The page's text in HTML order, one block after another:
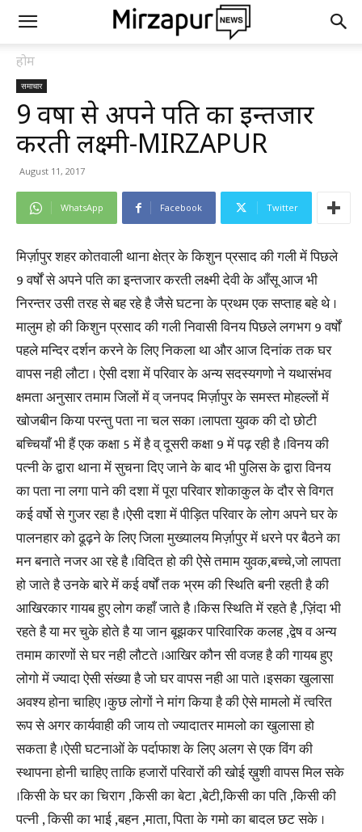
होम
समाचार
9 वर्षों से अपने पति का इन्तजार
करती लक्ष्मी-MIRZAPUR
August 11, 2017
WhatsApp Facebook Twitter
मिर्ज़ापुर शहर कोतवाली थाना क्षेत्र के किशुन प्रसाद की गली में पिछले
9 वर्षों से अपने पति का इन्तजार करती लक्ष्मी देवी के आँसू आज भी
निरन्तर उसी तरह से बह रहे है जैसे घटना के प्रथम एक सप्ताह बहे थे ।
मालुम हो की किशुन प्रसाद की गली निवासी विनय पिछले लगभग 9 वर्षों
पहले मन्दिर दर्शन करने के लिए निकला था और आज दिनांक तक घर
वापस नही लौटा । ऐसी दशा में परिवार के अन्य सदस्यगणो ने यथासंभव
क्षमता अनुसार तमाम जिलों में व् जनपद मिर्ज़ापुर के समस्त मोहल्लों में
खोजबीन किया परन्तु पता ना चल सका ।लापता युवक की दो छोटी
बच्चियाँ भी हैं एक कक्षा 5 में है व् दूसरी कक्षा 9 में पढ़ रही है ।विनय की
पत्नी के द्वारा थाना में सुचना दिए जाने के बाद भी पुलिस के द्वारा विनय
का पता ना लगा पाने की दशा में पूरा परिवार शोकाकुल के दौर से विगत
कई वर्षो से गुजर रहा है ।ऐसी दशा में पीड़ित परिवार के लोग अपने घर के
पालनहार को ढूढ़ने के लिए जिला मुख्यालय मिर्ज़ापुर में धरने पर बैठने का
मन बनाते नजर आ रहे है ।विदित हो की ऐसे तमाम युवक,बच्चे,जो लापता
हो जाते है उनके बारे में कई वर्षों तक भ्रम की स्थिति बनी रहती है की
आखिरकार गायब हुए लोग कहाँ जाते है ।किस स्थिति में रहते है ,ज़िंदा भी
रहते है या मर चुके होते है या जान बूझकर पारिवारिक कलह ,द्वेष व अन्य
तमाम कारणों से घर नही लौटते ।आखिर कौन सी वजह है की गायब हुए
लोगो में ज्यादा ऐसी संख्या है जो घर वापस नही आ पाते ।इसका खुलासा
अवश्य होना चाहिए ।कुछ लोगों ने मांग किया है की ऐसे मामलो में त्वरित
रूप से अगर कार्यवाही की जाय तो ज्यादातर मामलो का खुलासा हो
सकता है ।ऐसी घटनाओं के पर्दाफाश के लिए अलग से एक विंग की
स्थापना होनी चाहिए ताकि हजारों परिवारों की खोई ख़ुशी वापस मिल सके
।किसी के घर का चिराग ,किसी का बेटा ,बेटी,किसी का पति ,किसी की
पत्नी , किसी का भाई ,बहन ,माता, पिता के गमो का बादल छट सके ।